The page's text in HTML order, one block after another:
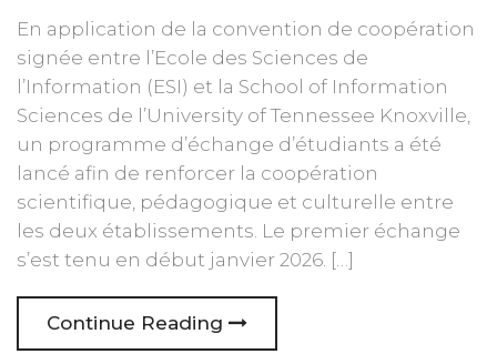
En application de la convention de coopération
signée entre l’Ecole des Sciences de
l’Information (ESI) et la School of Information
Sciences de l’University of Tennessee Knoxville,
un programme d’échange d’étudiants a été
lancé afin de renforcer la coopération
scientifique, pédagogique et culturelle entre
les deux établissements. Le premier échange
s’est tenu en début janvier 2026. […]
Continue Reading